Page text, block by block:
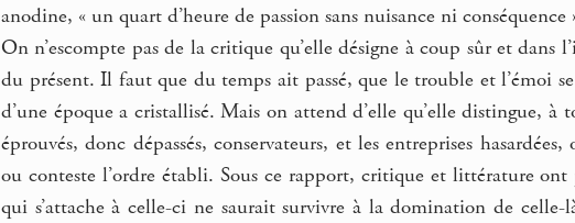
anodine, « un quart d’heure de passion sans nuisance ni
On n’escompte pas de la critique qu’elle désigne à coup sûr et dans
du présent. Il faut que du temps ait passé, que le trouble et l’émoi
d’une époque a cristallisé. Mais on attend d’elle qu’elle distingue, à
éprouvés, donc dépassés, conservateurs, et les entreprises
ou conteste l’ordre établi. Sous ce rapport, critique et littérature
qui s’attache à celle-ci ne saurait survivre à la domination de celle-